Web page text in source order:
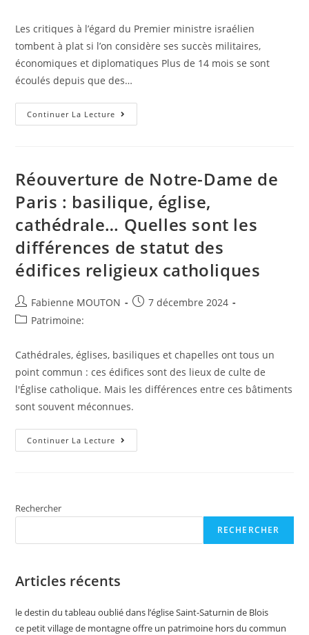
Les critiques à l’égard du Premier ministre israélien
tombent à plat si l’on considère ses succès militaires,
économiques et diplomatiques Plus de 14 mois se sont
écoulés depuis que des…
Continuer La Lecture AVIS
–
Sommet
Réouverture de Notre-Dame de
Paris : basilique, église,
cathédrale… Quelles sont les
différences de statut des
édifices religieux catholiques
Auteur/autrice
de
Fabienne MOUTON
Post7 décembre 2024
PostPatrimoine:
Cathédrales, églises, basiliques et chapelles ont tous un
point commun : ces édifices sont des lieux de culte de
l'Église catholique. Mais les différences entre ces bâtiments
sont souvent méconnues.
Continuer La Lecture Réouverture
De
Église,
Sont
De
Statut
Religieux
Catholiques
Rechercher
RECHERCHER
Articles récents
le destin du tableau oublié dans l’église Saint-Saturnin de Blois
ce petit village de montagne offre un patrimoine hors du commun